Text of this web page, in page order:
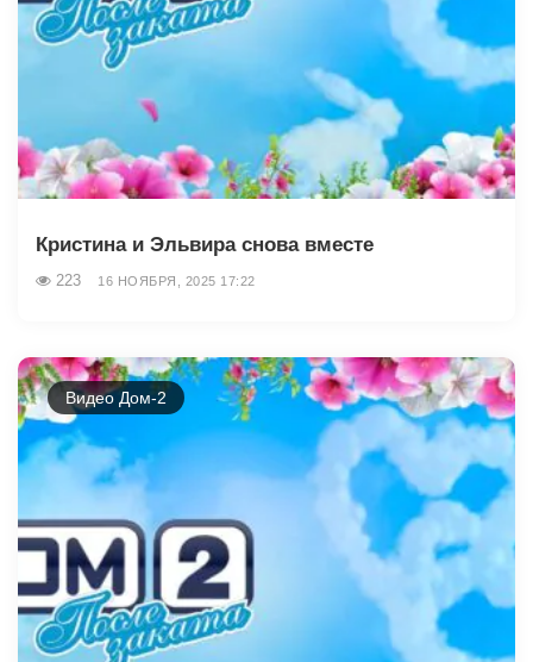
Кристина и Эльвира снова вместе
223 16 НОЯБРЯ, 2025 17:22
Видео Дом-2